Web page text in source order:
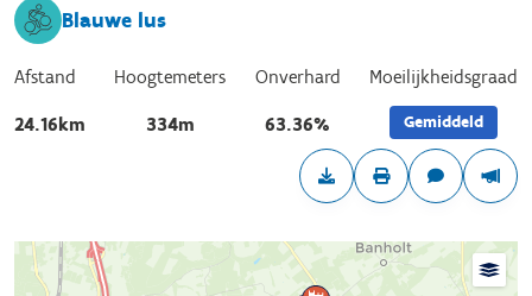
Blauwe lus
Afstand
24.16km
Hoogtemeters
334m
Onverhard
63.36%
Moeilijkheidsgraad
Gemiddeld